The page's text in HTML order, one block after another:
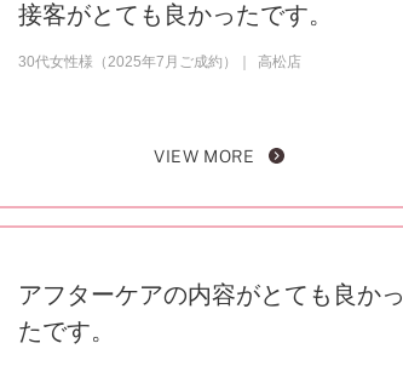
接客がとても良かったです。
30代女性様（2025年7月ご成約） 高松店
VIEW MORE
アフターケアの内容がとても良かっ
たです。